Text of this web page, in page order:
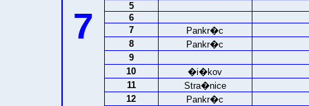
7
5
6
7
Pankr�c
8
Pankr�c
9
10
�i�kov
11
Stra�nice
12
Pankr�c